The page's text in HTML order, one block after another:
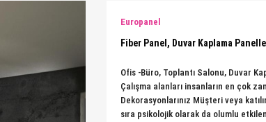
Europanel
Fiber Panel, Duvar Kaplama
Ofis -Büro, Toplantı Salonu, Duvar
Çalışma alanları insanların en çok
Dekorasyonlarınız Müşteri veya
sıra psikolojik olarak da olumlu